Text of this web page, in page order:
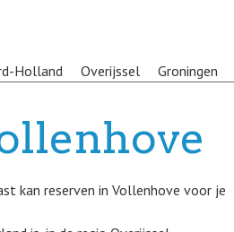
Holland Overijssel Groningen
kan reserven in Vollenhove voor je